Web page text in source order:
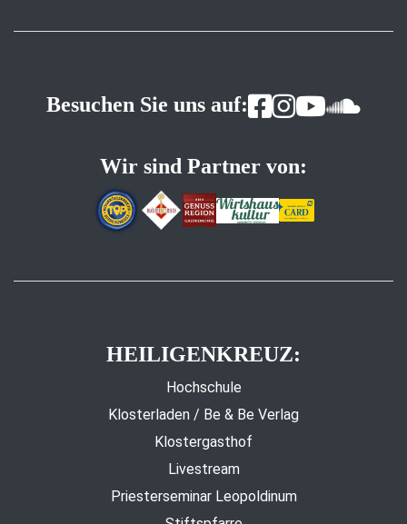
Besuchen Sie uns auf:
Wir sind Partner von:
HEILIGENKREUZ:
Hochschule
Klosterladen / Be & Be Verlag
Klostergasthof
Livestream
Priesterseminar Leopoldinum